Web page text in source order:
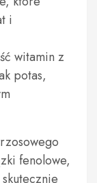
i
witamin z
potas,
fenolowe,